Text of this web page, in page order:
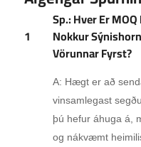
1
Sp.: Hver Er
Nokkur
Vörunnar Fyrst?
A: Hægt er að
vinsamlegast
þú hefur áhuga á,
og nákvæmt